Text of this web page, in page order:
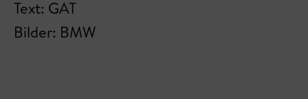
Text: GAT
Bilder: BMW